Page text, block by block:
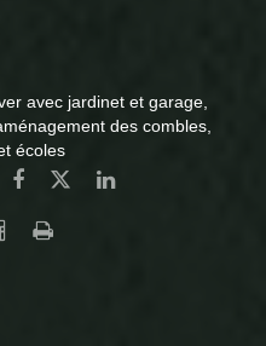
avec jardinet et garage,
des combles,
écoles